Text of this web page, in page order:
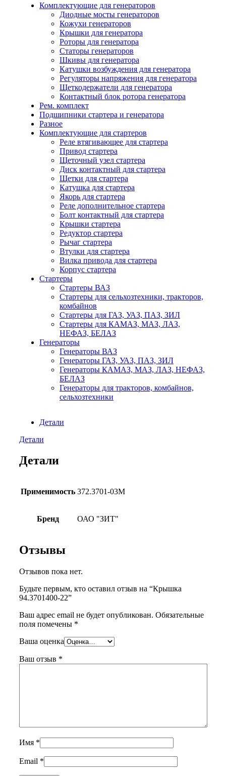
Комплектующие для генераторов
Диодные мосты генераторов
Кожухи генераторов
Крышки для генератора
Роторы для генератора
Статоры генераторов
Шкивы для генератора
Катушки возбуждения для генератора
Регуляторы напряжения для генератора
Щеткодержатели для генератора
Контактный блок ротора генератора
Рем. комплект
Подшипники стартера и генератора
Разное
Комплектующие для стартеров
Реле втягивающее для стартера
Привод стартера
Щеточный узел стартера
Диск контактный для стартера
Щетки для стартера
Катушка для стартера
Якорь для стартера
Реле дополнительное стартера
Болт контактный для стартера
Крышки стартера
Редуктор стартера
Рычаг стартера
Втулки для стартера
Вилка привода для стартера
Корпус стартера
Стартеры
Стартеры ВАЗ
Стартеры для сельхозтехники, тракторов,
комбайнов
Стартеры для ГАЗ, УАЗ, ПАЗ, ЗИЛ
Стартеры для КАМАЗ, МАЗ, ЛАЗ,
НЕФАЗ, БЕЛАЗ
Генераторы
Генераторы ВАЗ
Генераторы ГАЗ, УАЗ, ПАЗ, ЗИЛ
Генераторы КАМАЗ, МАЗ, ЛАЗ, НЕФАЗ,
БЕЛАЗ
Генераторы для тракторов, комбайнов,
сельхозтехники
Детали
Детали
Детали
Применимость 372.3701-03М
Бренд ОАО "ЗИТ"
Отзывы
Отзывов пока нет.
Будьте первым, кто оставил отзыв на “Крышка
94.3701400-22”
Ваш адрес email не будет опубликован. Обязательные
поля помечены *
Ваша оценка
Ваш отзыв *
Имя *
Email *